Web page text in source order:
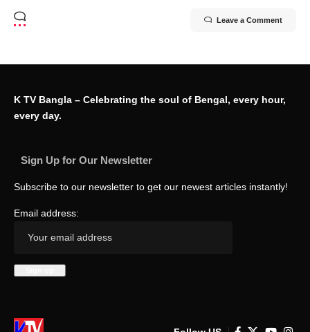
Leave a Comment
K TV Bangla – Celebrating the soul of Bengal, every hour,
every day.
Sign Up for Our Newsletter
Subscribe to our newsletter to get our newest articles instantly!
Email address: